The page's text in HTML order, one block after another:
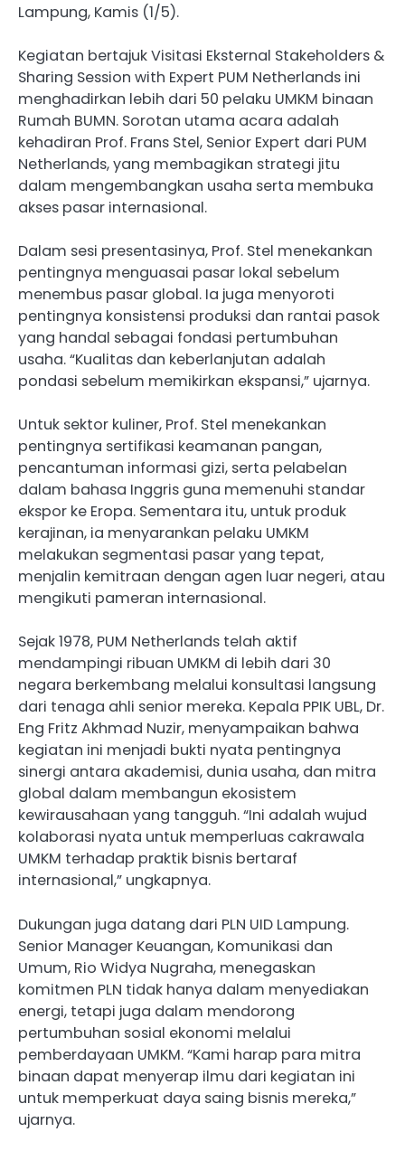
Lampung, Kamis (1/5).
Kegiatan bertajuk Visitasi Eksternal Stakeholders &
Sharing Session with Expert PUM Netherlands ini
menghadirkan lebih dari 50 pelaku UMKM binaan
Rumah BUMN. Sorotan utama acara adalah
kehadiran Prof. Frans Stel, Senior Expert dari PUM
Netherlands, yang membagikan strategi jitu
dalam mengembangkan usaha serta membuka
akses pasar internasional.
Dalam sesi presentasinya, Prof. Stel menekankan
pentingnya menguasai pasar lokal sebelum
menembus pasar global. Ia juga menyoroti
pentingnya konsistensi produksi dan rantai pasok
yang handal sebagai fondasi pertumbuhan
usaha. “Kualitas dan keberlanjutan adalah
pondasi sebelum memikirkan ekspansi,” ujarnya.
Untuk sektor kuliner, Prof. Stel menekankan
pentingnya sertifikasi keamanan pangan,
pencantuman informasi gizi, serta pelabelan
dalam bahasa Inggris guna memenuhi standar
ekspor ke Eropa. Sementara itu, untuk produk
kerajinan, ia menyarankan pelaku UMKM
melakukan segmentasi pasar yang tepat,
menjalin kemitraan dengan agen luar negeri, atau
mengikuti pameran internasional.
Sejak 1978, PUM Netherlands telah aktif
mendampingi ribuan UMKM di lebih dari 30
negara berkembang melalui konsultasi langsung
dari tenaga ahli senior mereka. Kepala PPIK UBL, Dr.
Eng Fritz Akhmad Nuzir, menyampaikan bahwa
kegiatan ini menjadi bukti nyata pentingnya
sinergi antara akademisi, dunia usaha, dan mitra
global dalam membangun ekosistem
kewirausahaan yang tangguh. “Ini adalah wujud
kolaborasi nyata untuk memperluas cakrawala
UMKM terhadap praktik bisnis bertaraf
internasional,” ungkapnya.
Dukungan juga datang dari PLN UID Lampung.
Senior Manager Keuangan, Komunikasi dan
Umum, Rio Widya Nugraha, menegaskan
komitmen PLN tidak hanya dalam menyediakan
energi, tetapi juga dalam mendorong
pertumbuhan sosial ekonomi melalui
pemberdayaan UMKM. “Kami harap para mitra
binaan dapat menyerap ilmu dari kegiatan ini
untuk memperkuat daya saing bisnis mereka,”
ujarnya.